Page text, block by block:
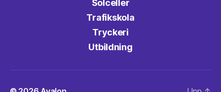
Solceller
Trafikskola
Tryckeri
Utbildning